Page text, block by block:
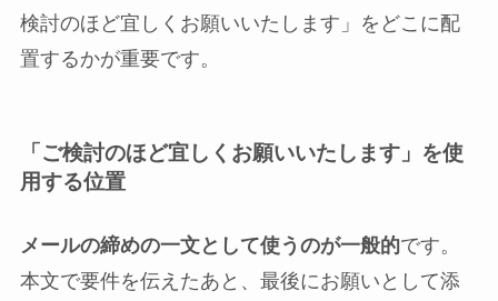
検討のほど宜しくお願いいたします」をどこに配
置するかが重要です。
「ご検討のほど宜しくお願いいたします」を使
用する位置
メールの締めの一文として使うのが一般的です。
本文で要件を伝えたあと、最後にお願いとして添